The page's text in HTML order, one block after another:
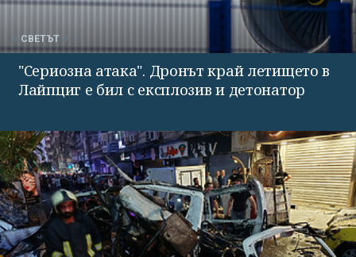
СВЕТЪТ
"Сериозна атака". Дронът край летището в
Лайпциг е бил с експлозив и детонатор